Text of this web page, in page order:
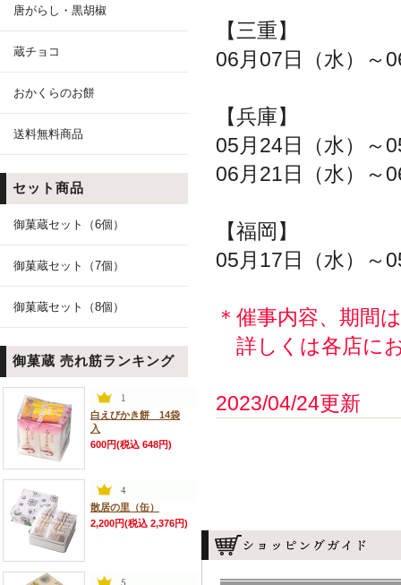
唐がらし・黒胡椒
蔵チョコ
おかくらのお餅
送料無料商品
セット商品
御菓蔵セット（6個）
御菓蔵セット（7個）
御菓蔵セット（8個）
御菓蔵 売れ筋ランキング
白えびかき餅 14袋
入
600円(税込 648円)
散居の里（缶）
2,200円(税込 2,376円)
【三重】
06月07日（水）～
【兵庫】
05月24日（水）～
06月21日（水）～
【福岡】
05月17日（水）～
＊催事内容、期間
詳しくは各店に
2023/04/24更新